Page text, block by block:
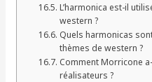
L’harmonica est-il
western ?
Quels harmonicas
thèmes de western ?
Comment Morricone
réalisateurs ?